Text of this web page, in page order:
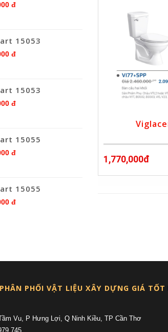
đ
15053
đ
15053
đ
15055
đ
15055
đ
1,770,000đ
PHỐI VẬT LIỆU XÂY DỰNG GIÁ
Vu, P Hưng Lợi, Q Ninh Kiều, TP Cần Thơ
745